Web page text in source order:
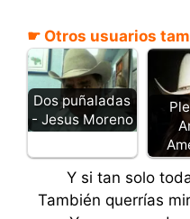
☛ Otros usuarios
Dos puñaladas
- Jesus Moreno
Y si tan solo
También querrías